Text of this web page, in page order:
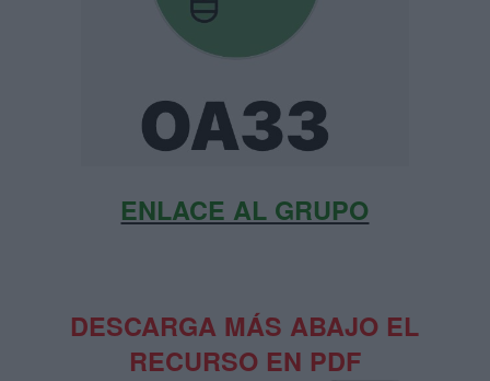
ENLACE AL GRUPO
DESCARGA MÁS ABAJO EL
RECURSO EN PDF